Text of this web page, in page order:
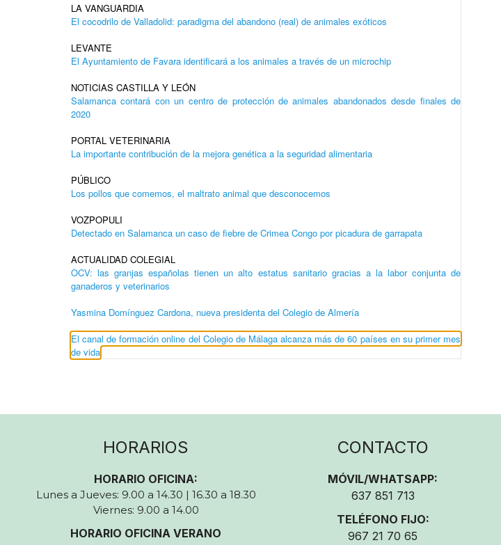
LA VANGUARDIA
El cocodrilo de Valladolid: paradigma del abandono (real) de animales exóticos
LEVANTE
El Ayuntamiento de Favara identificará a los animales a través de un microchip
NOTICIAS CASTILLA Y LEÓN
Salamanca contará con un centro de protección de animales abandonados desde finales de
2020
PORTAL VETERINARIA
La importante contribución de la mejora genética a la seguridad alimentaria
PÚBLICO
Los pollos que comemos, el maltrato animal que desconocemos
VOZPOPULI
Detectado en Salamanca un caso de fiebre de Crimea Congo por picadura de garrapata
ACTUALIDAD COLEGIAL
OCV: las granjas españolas tienen un alto estatus sanitario gracias a la labor conjunta de
ganaderos y veterinarios
Yasmina Domínguez Cardona, nueva presidenta del Colegio de Almería
El canal de formación online del Colegio de Málaga alcanza más de 60 países en su primer mes
de vida
HORARIOS
HORARIO OFICINA:
Lunes a Jueves: 9.00 a 14.30 | 16.30 a 18.30
Viernes: 9.00 a 14.00
HORARIO OFICINA VERANO
CONTACTO
MÓVIL/WHATSAPP:
637 851 713
TELÉFONO FIJO:
967 21 70 65